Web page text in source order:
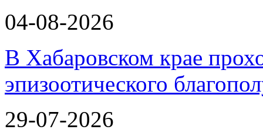
04-08-2026
В Хабаровском крае
эпизоотического
29-07-2026